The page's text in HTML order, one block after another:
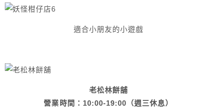
適合小朋友的小遊戲
老松林餅舖
營業時間：10:00-19:00（週三休息）